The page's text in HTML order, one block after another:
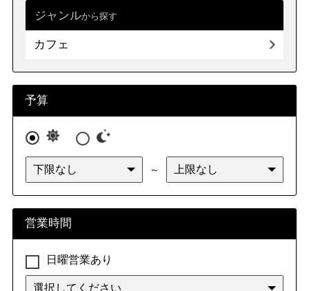
ジャンルから探す
カフェ
予算
～
営業時間
日曜営業あり